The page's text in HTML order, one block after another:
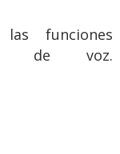
funciones
de voz.